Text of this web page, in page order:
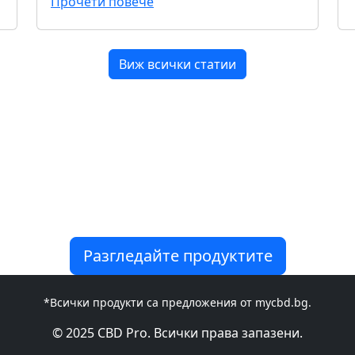
Виж всички статии
Разгледайте продуктите
*Всички продукти са предложения от mycbd.bg.
© 2025 CBD Pro. Всички права запазени.